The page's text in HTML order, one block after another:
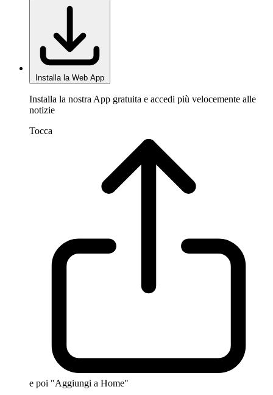
Installa la Web App
Installa la nostra App gratuita e accedi più velocemente alle
notizie
Tocca
e poi "Aggiungi a Home"